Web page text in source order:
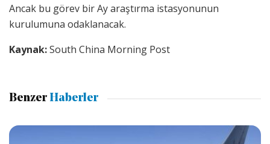
Ancak bu görev bir Ay araştırma istasyonunun
kurulumuna odaklanacak.
Kaynak:South China Morning Post
Benzer Haberler